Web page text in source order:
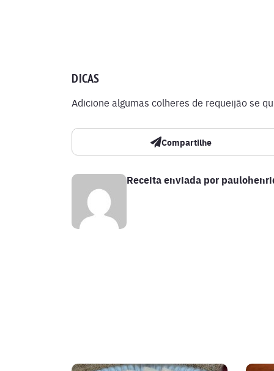
DICAS
Adicione algumas colheres de requeijão se
Compartilhe
Receita enviada por